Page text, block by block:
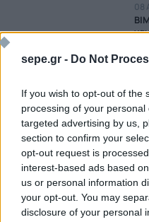
sepe.gr - Do Not
If you wish to opt-out of the
processing of your
targeted advertising by us,
section to confirm your
opt-out request is
interest-based ads based
us or personal information
your opt-out. You may
disclosure of your personal
08
08